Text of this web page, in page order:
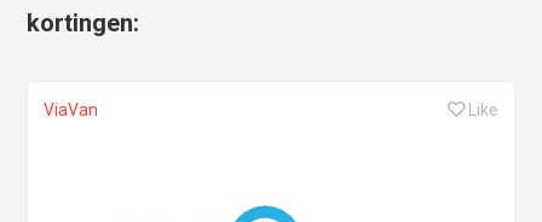
kortingen:
ViaVan Like